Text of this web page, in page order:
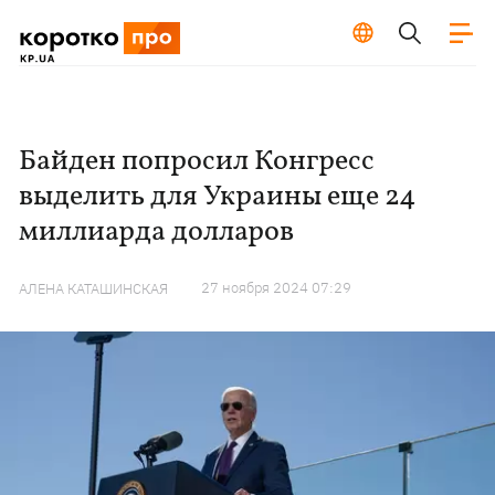
Байден попросил Конгресс
выделить для Украины еще 24
миллиарда долларов
АЛЕНА КАТАШИНСКАЯ 27 ноября 2024 07:29